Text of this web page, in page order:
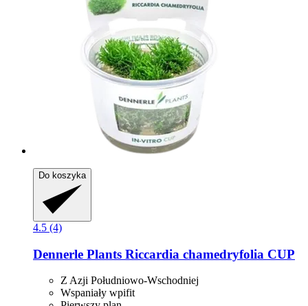
Do koszyka
4.5 (4)
Dennerle Plants Riccardia chamedryfolia CUP
Z Azji Południowo-Wschodniej
Wspaniały wpifit